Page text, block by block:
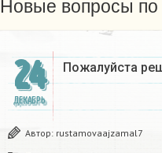
Новые вопросы по
24
ДЕКАБРЬ
Пожалуйста
Автор: rustamovaajzamal7